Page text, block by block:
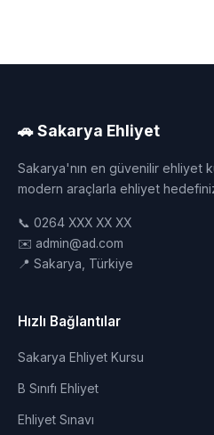
🚗 Sakarya Ehliyet
Sakarya'nın en güvenilir ehliyet
modern araçlarla ehliyet
📞 0264 XXX XX XX
✉️ admin@ad.com
📍 Sakarya, Türkiye
Hızlı Bağlantılar
Sakarya Ehliyet Kursu
B Sınıfı Ehliyet
Ehliyet Sınavı